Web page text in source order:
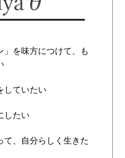
」を味方につけて、も
していたい
したい
て、自分らしく生きた